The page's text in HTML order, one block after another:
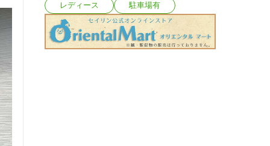
レディース 駐車場有